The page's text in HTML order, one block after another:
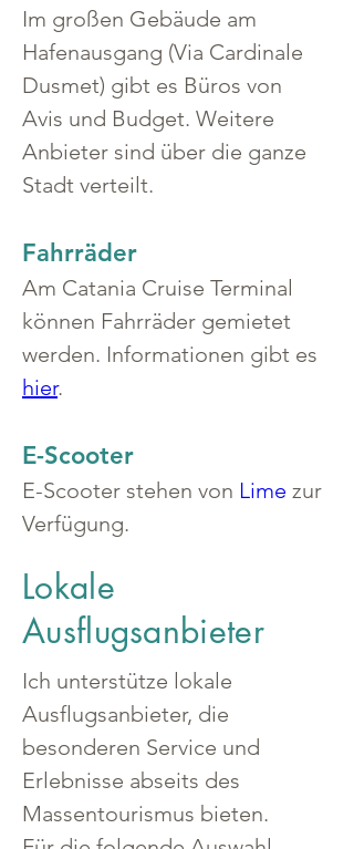
Im großen Gebäude am
Hafenausgang (Via Cardinale
Dusmet) gibt es Büros von
Avis und Budget. Weitere
Anbieter sind über die ganze
Stadt verteilt.
Fahrräder
Am Catania Cruise Terminal
können Fahrräder gemietet
werden. Informationen gibt es
hier.
E-Scooter
E-Scooter stehen von Lime zur
Verfügung.
Lokale
Ausflugsanbieter
Ich unterstütze lokale
Ausflugsanbieter, die
besonderen Service und
Erlebnisse abseits des
Massentourismus bieten.